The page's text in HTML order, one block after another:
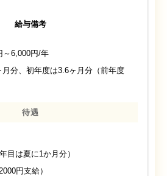
給与備考
～6,000円/年
分、初年度は3.6ヶ月分（前年度
待遇
目は夏に1か月分）
円支給）